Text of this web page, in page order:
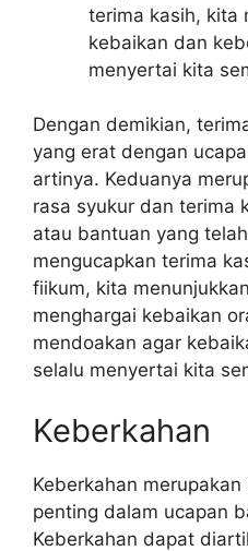
terima kasih, kita
kebaikan dan
menyertai kita
Dengan demikian,
yang erat dengan
artinya. Keduanya
rasa syukur dan terima
atau bantuan yang
mengucapkan terima
fiikum, kita
menghargai kebaikan
mendoakan agar
selalu menyertai kita
Keberkahan
Keberkahan
penting dalam ucapan
Keberkahan dapat